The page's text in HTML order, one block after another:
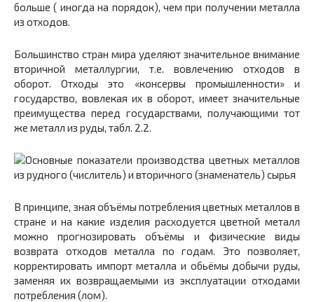
больше ( иногда на порядок), чем при получении металла
из отходов.
Большинство стран мира уделяют значительное внимание
вторичной металлургии, т.е. вовлечению отходов в
оборот. Отходы это «консервы промышленности» и
государство, вовлекая их в оборот, имеет значительные
преимущества перед государствами, получающими тот
же металл из руды, табл. 2.2.
В принципе, зная объёмы потребления цветных металлов в
стране и на какие изделия расходуется цветной металл
можно прогнозировать объёмы и физические виды
возврата отходов металла по годам. Это позволяет,
корректировать импорт металла и обьёмы добычи руды,
заменяя их возвращаемыми из эксплуатации отходами
потребления (лом).